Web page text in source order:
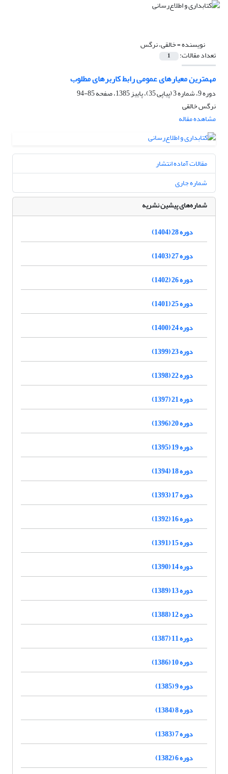
نویسنده =خالقی، نرگس
تعداد مقالات: 1
مهمترین معیارهای عمومی رابط کاربرهای مطلوب
دوره 9، شماره 3 (پیاپی 35)، پاییز 1385، صفحه
85-94
نرگس خالقی
مشاهده مقاله
مقالات آماده انتشار
شماره جاری
شماره‌های پیشین نشریه
دوره 28 (1404)
دوره 27 (1403)
دوره 26 (1402)
دوره 25 (1401)
دوره 24 (1400)
دوره 23 (1399)
دوره 22 (1398)
دوره 21 (1397)
دوره 20 (1396)
دوره 19 (1395)
دوره 18 (1394)
دوره 17 (1393)
دوره 16 (1392)
دوره 15 (1391)
دوره 14 (1390)
دوره 13 (1389)
دوره 12 (1388)
دوره 11 (1387)
دوره 10 (1386)
دوره 9 (1385)
دوره 8 (1384)
دوره 7 (1383)
دوره 6 (1382)